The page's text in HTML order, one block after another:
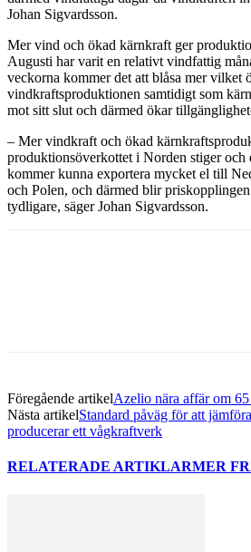
Johan Sigvardsson.
Mer vind och ökad kärnkraft ger
Augusti har varit en relativt vindfattig
veckorna kommer det att blåsa mer vilket
vindkraftsproduktionen samtidigt som
mot sitt slut och därmed ökar
– Mer vindkraft och ökad
produktionsöverkottet i Norden stiger
kommer kunna exportera mycket el till
och Polen, och därmed blir
tydligare, säger Johan Sigvardsson.
Föregående artikelAzelio nära affär om
Nästa artikelStandard påväg för att
producerar ett vågkraftverk
RELATERADE ARTIKLARMER